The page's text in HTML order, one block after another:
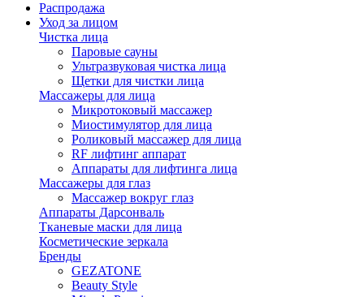
Распродажа
Уход за лицом
Чистка лица
Паровые сауны
Ультразвуковая чистка лица
Щетки для чистки лица
Массажеры для лица
Микротоковый массажер
Миостимулятор для лица
Роликовый массажер для лица
RF лифтинг аппарат
Аппараты для лифтинга лица
Массажеры для глаз
Массажер вокруг глаз
Аппараты Дарсонваль
Тканевые маски для лица
Косметические зеркала
Бренды
GEZATONE
Beauty Style